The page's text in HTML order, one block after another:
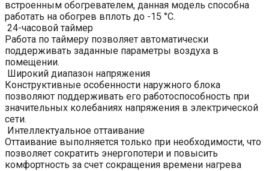
встроенным обогревателем, данная модель способна
работать на обогрев вплоть до -15 °С.
24-часовой таймер
Работа по таймеру позволяет автоматически
поддерживать заданные параметры воздуха в
помещении.
Широкий диапазон напряжения
Конструктивные особенности наружного блока
позволяют поддерживать его работоспособность при
значительных колебаниях напряжения в электрической
сети.
Интеллектуальное оттаивание
Оттаивание выполняется только при необходимости, что
позволяет сократить энергопотери и повысить
комфортность за счет сокращения времени нагрева